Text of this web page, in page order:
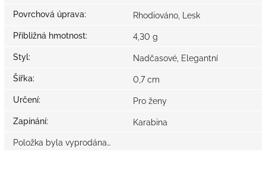
Povrchová úprava: Rhodiováno, Lesk
Přibližná hmotnost: 4,30 g
Styl: Nadčasové, Elegantní
Šířka: 0,7 cm
Určení: Pro ženy
Zapínání: Karabina
Položka byla vyprodána…